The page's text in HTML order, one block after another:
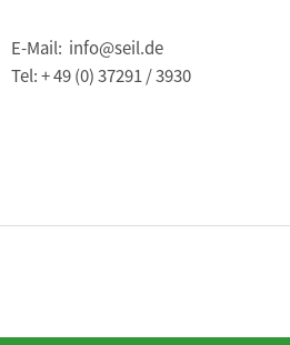
E-Mail: info@seil.de
Tel: + 49 (0) 37291 / 3930